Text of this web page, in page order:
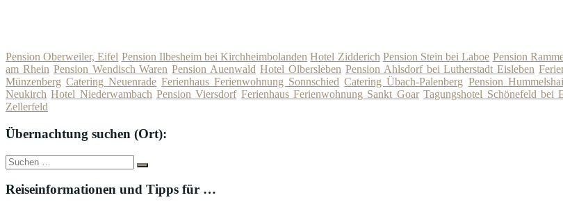
Pension Oberweiler, Eifel Pension Ilbesheim bei Kirchheimbolanden Hotel Zidderich Pension Stein bei Laboe Pension
am Rhein Pension Wendisch Waren Pension Auenwald Hotel Olbersleben Pension Ahlsdorf bei Lutherstadt Eisleben
Münzenberg Catering Neuenrade Ferienhaus Ferienwohnung Sonnschied Catering Übach-Palenberg Pension
Neukirch Hotel Niederwambach Pension Viersdorf Ferienhaus Ferienwohnung Sankt Goar Tagungshotel Schönefeld bei
Zellerfeld
Übernachtung suchen (Ort):
Suche
nach:
Suchen
Reiseinformationen und Tipps für …